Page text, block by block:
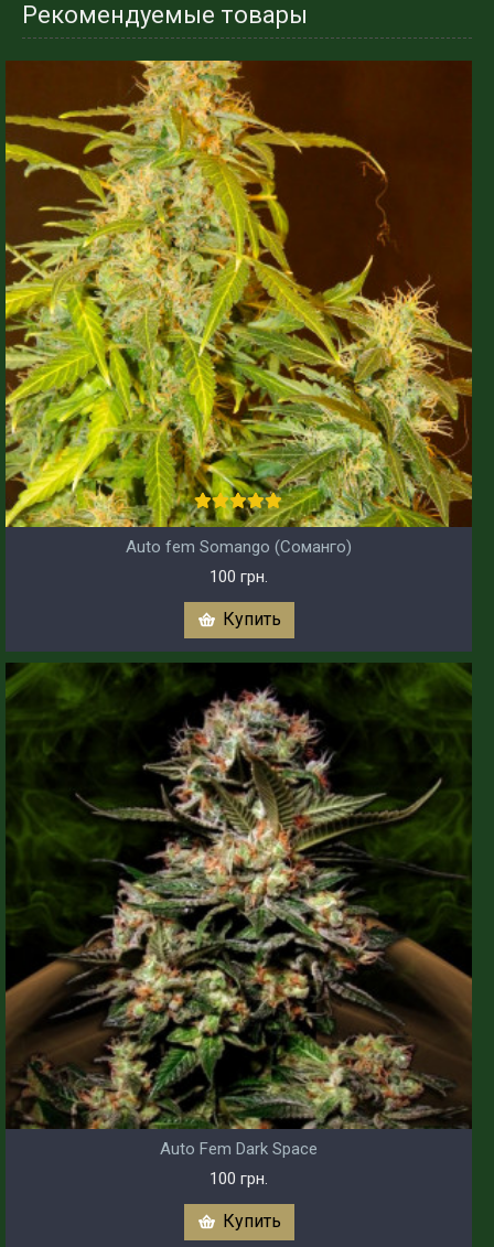
Рекомендуемые товары
Auto fem Somango (Соманго)
100 грн.
Купить
Auto Fem Dark Space
100 грн.
Купить